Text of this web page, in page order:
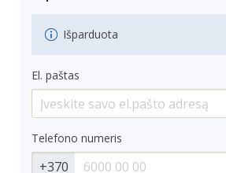
Išparduota
El. paštas
Telefono numeris
+370